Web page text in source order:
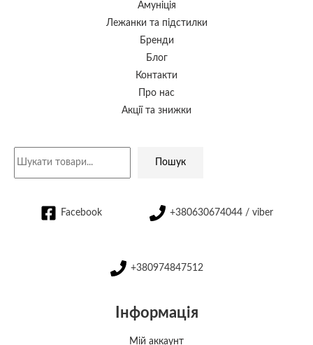
Амуніція
Лежанки та підстилки
Бренди
Блог
Контакти
Про нас
Акції та знижки
Пошук
Facebook +380630674044 / viber
+380974847512
Інформація
Мій аккаунт